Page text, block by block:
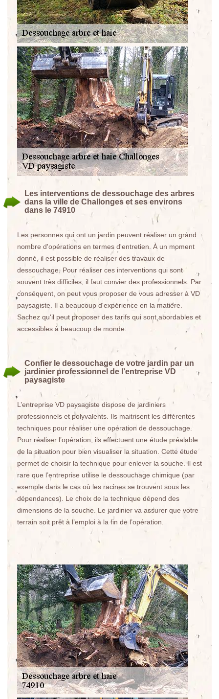
Les interventions de dessouchage des arbres
dans la ville de Challonges et ses environs
dans le 74910
Les personnes qui ont un jardin peuvent réaliser un grand
nombre d'opérations en termes d'entretien. À un moment
donné, il est possible de réaliser des travaux de
dessouchage. Pour réaliser ces interventions qui sont
souvent très difficiles, il faut convier des professionnels. Par
conséquent, on peut vous proposer de vous adresser à VD
paysagiste. Il a beaucoup d'expérience en la matière.
Sachez qu'il peut proposer des tarifs qui sont abordables et
accessibles à beaucoup de monde.
Confier le dessouchage de votre jardin par un
jardinier professionnel de l’entreprise VD
paysagiste
L’entreprise VD paysagiste dispose de jardiniers
professionnels et polyvalents. Ils maitrisent les différentes
techniques pour réaliser une opération de dessouchage.
Pour réaliser l’opération, ils effectuent une étude préalable
de la situation pour bien visualiser la situation. Cette étude
permet de choisir la technique pour enlever la souche. Il est
rare que l’entreprise utilise le dessouchage chimique (par
exemple dans le cas où les racines se trouvent sous les
dépendances). Le choix de la technique dépend des
dimensions de la souche. Le jardinier va assurer que votre
terrain soit prêt à l’emploi à la fin de l’opération.